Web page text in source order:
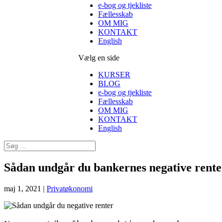
e-bog og tjekliste
Fællesskab
OM MIG
KONTAKT
English
Vælg en side
KURSER
BLOG
e-bog og tjekliste
Fællesskab
OM MIG
KONTAKT
English
Sådan undgår du bankernes negative
maj 1, 2021 | Privatøkonomi